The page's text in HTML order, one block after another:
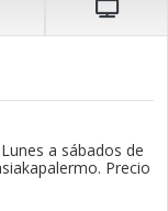
a sábados de
Precio